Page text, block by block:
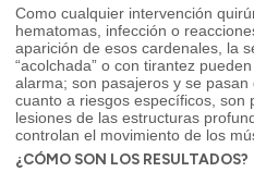
Como cualquier intervención
hematomas, infección o
aparición de esos cardenales, la
“acolchada” o con tirantez
alarma; son pasajeros y se
cuanto a riesgos específicos, son
lesiones de las estructuras
controlan el movimiento de los
¿CÓMO SON LOS RESULTADOS?